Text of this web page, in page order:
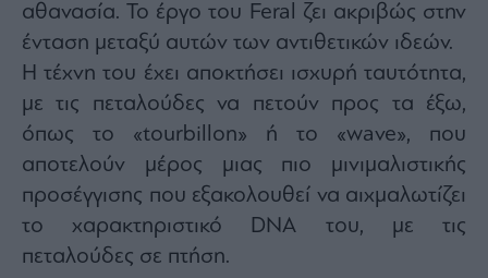
αθανασία. Το έργο του Feral ζει ακριβώς στην
ένταση μεταξύ αυτών των αντιθετικών ιδεών.
Η τέχνη του έχει αποκτήσει ισχυρή ταυτότητα,
με τις πεταλούδες να πετούν προς τα έξω,
όπως το «tourbillon» ή το «wave», που
αποτελούν μέρος μιας πιο μινιμαλιστικής
προσέγγισης που εξακολουθεί να αιχμαλωτίζει
το χαρακτηριστικό DNA του, με τις
πεταλούδες σε πτήση.